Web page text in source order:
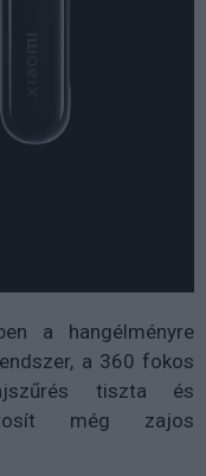
a hangélményre
a 360 fokos
tiszta és
még zajos